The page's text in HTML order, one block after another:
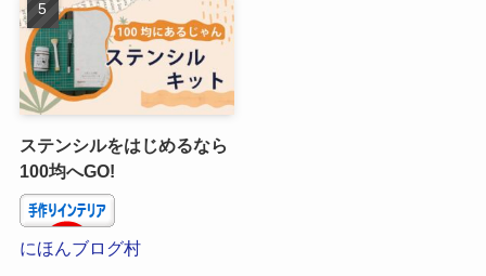
ステンシルをはじめるなら
100均へGO!
にほんブログ村